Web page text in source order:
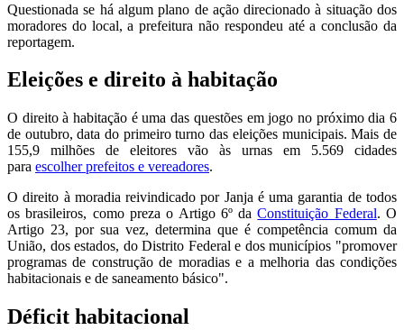
Questionada se há algum plano de ação direcionado à situação dos
moradores do local, a prefeitura não respondeu até a conclusão da
reportagem.
Eleições e direito à habitação
O direito à habitação é uma das questões em jogo no próximo dia 6
de outubro, data do primeiro turno das eleições municipais. Mais de
155,9 milhões de eleitores vão às urnas em 5.569 cidades
para escolher prefeitos e vereadores.
O direito à moradia reivindicado por Janja é uma garantia de todos
os brasileiros, como preza o Artigo 6º daConstituição Federal. O
Artigo 23, por sua vez, determina que é competência comum da
União, dos estados, do Distrito Federal e dos municípios "promover
programas de construção de moradias e a melhoria das condições
habitacionais e de saneamento básico".
Déficit habitacional